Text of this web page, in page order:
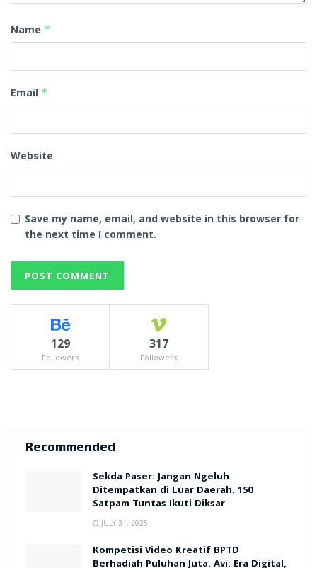
Name *
Email *
Website
Save my name, email, and website in this browser for
the next time I comment.
129
Followers
317
Followers
Recommended
Sekda Paser: Jangan Ngeluh
Ditempatkan di Luar Daerah. 150
Satpam Tuntas Ikuti Diksar
JULY 31, 2025
Kompetisi Video Kreatif BPTD
Berhadiah Puluhan Juta. Avi: Era Digital,